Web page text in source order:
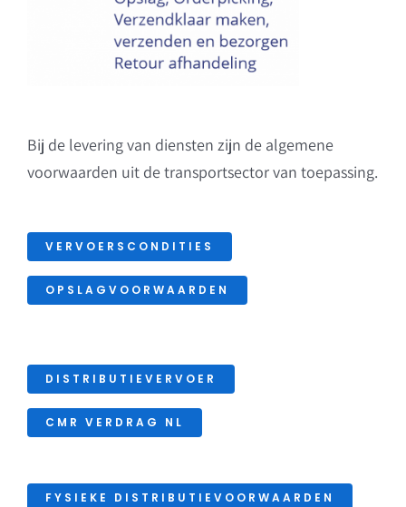
Bij de levering van diensten zijn de algemene
voorwaarden uit de transportsector van toepassing.
VERVOERSCONDITIES
OPSLAGVOORWAARDEN
DISTRIBUTIEVERVOER
CMR VERDRAG NL
FYSIEKE DISTRIBUTIEVOORWAARDEN